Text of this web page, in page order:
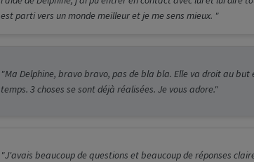
est parti vers un monde meilleur et je me sens mieux. "
"Ma Delphine, bravo bravo, pas de bla bla. Elle va droit au
temps. 3 choses se sont déjà réalisées. Je vous adore."
"J'avais beaucoup de questions et beaucoup de réponses